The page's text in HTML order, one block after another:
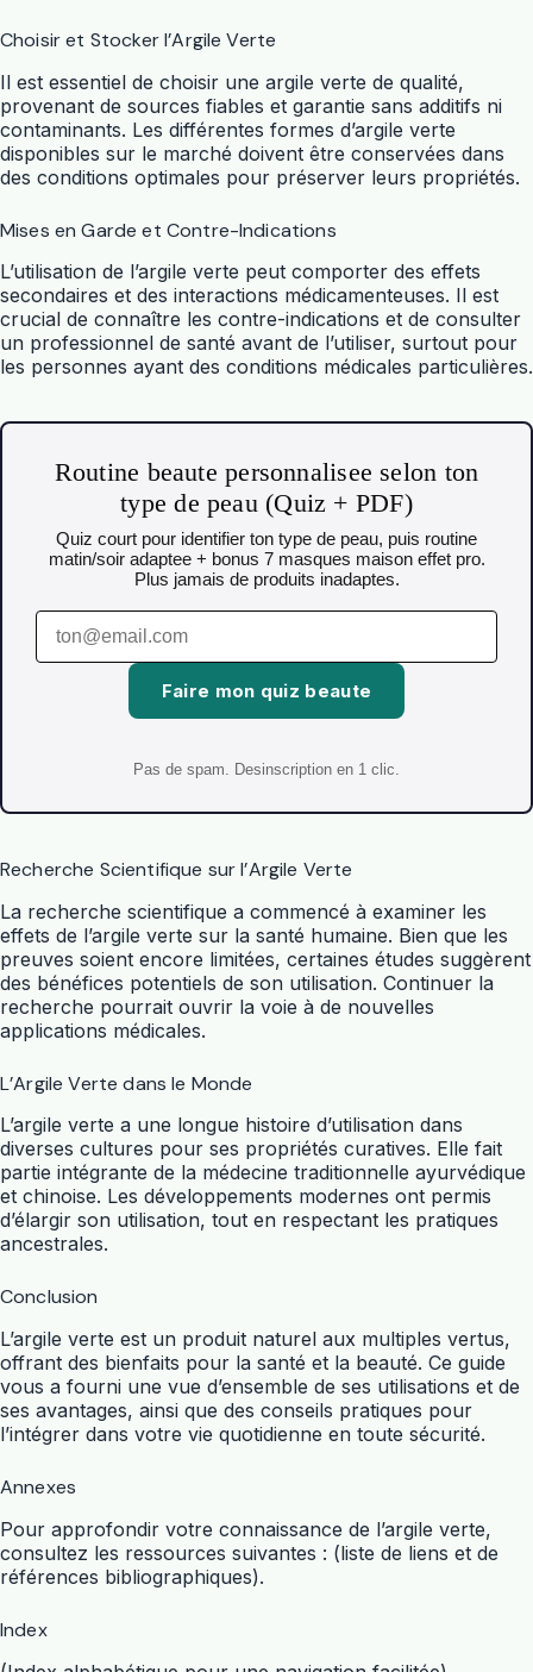
Choisir et Stocker l’Argile Verte
Il est essentiel de choisir une argile verte de qualité,
provenant de sources fiables et garantie sans additifs ni
contaminants. Les différentes formes d’argile verte
disponibles sur le marché doivent être conservées dans
des conditions optimales pour préserver leurs propriétés.
Mises en Garde et Contre-Indications
L’utilisation de l’argile verte peut comporter des effets
secondaires et des interactions médicamenteuses. Il est
crucial de connaître les contre-indications et de consulter
un professionnel de santé avant de l’utiliser, surtout pour
les personnes ayant des conditions médicales particulières.
Routine beaute personnalisee selon ton
type de peau (Quiz + PDF)
Quiz court pour identifier ton type de peau, puis routine
matin/soir adaptee + bonus 7 masques maison effet pro.
Plus jamais de produits inadaptes.
Faire mon quiz beaute
Pas de spam. Desinscription en 1 clic.
Recherche Scientifique sur l’Argile Verte
La recherche scientifique a commencé à examiner les
effets de l’argile verte sur la santé humaine. Bien que les
preuves soient encore limitées, certaines études suggèrent
des bénéfices potentiels de son utilisation. Continuer la
recherche pourrait ouvrir la voie à de nouvelles
applications médicales.
L’Argile Verte dans le Monde
L’argile verte a une longue histoire d’utilisation dans
diverses cultures pour ses propriétés curatives. Elle fait
partie intégrante de la médecine traditionnelle ayurvédique
et chinoise. Les développements modernes ont permis
d’élargir son utilisation, tout en respectant les pratiques
ancestrales.
Conclusion
L’argile verte est un produit naturel aux multiples vertus,
offrant des bienfaits pour la santé et la beauté. Ce guide
vous a fourni une vue d’ensemble de ses utilisations et de
ses avantages, ainsi que des conseils pratiques pour
l’intégrer dans votre vie quotidienne en toute sécurité.
Annexes
Pour approfondir votre connaissance de l’argile verte,
consultez les ressources suivantes : (liste de liens et de
références bibliographiques).
Index